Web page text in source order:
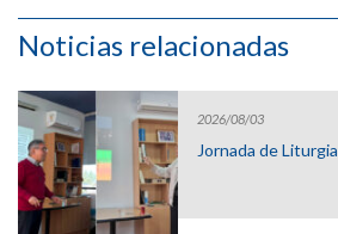
Noticias relacionadas
2026/08/03
Jornada de Liturgia